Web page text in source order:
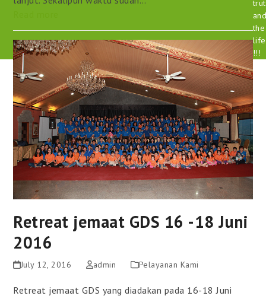
Retreat jemaat GDS 16 -18 Juni
2016
July 12, 2016 admin Pelayanan Kami
Retreat jemaat GDS yang diadakan pada 16-18 Juni
the
life
!!!